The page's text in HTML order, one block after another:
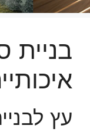
בניית
עץ